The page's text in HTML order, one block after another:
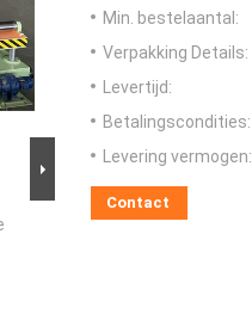
Min. bestelaantal:
Verpakking Details:
Levertijd:
Betalingscondities:
Levering vermogen:
Contact